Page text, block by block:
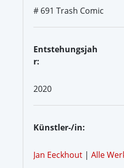
# 691 Trash Comic
Entstehungsjah
r:
2020
Künstler-/in:
Jan Eeckhout | Alle